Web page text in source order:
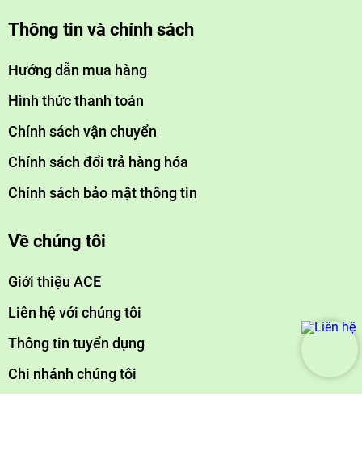
Thông tin và chính sách
Hướng dẫn mua hàng
Hình thức thanh toán
Chính sách vận chuyển
Về chúng tôi
Giới thiệu ACE
Liên hệ với chúng tôi